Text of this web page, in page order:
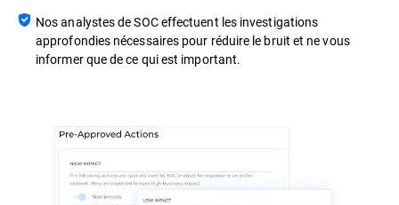
Nos analystes de SOC effectuent les investigations
approfondies nécessaires pour réduire le bruit et ne vous
informer que de ce qui est important.